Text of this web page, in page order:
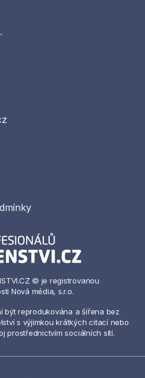
© je registrovanou
Nová média, s.r.o.
být reprodukována a šířena bez
s výjimkou krátkých citací nebo
prostřednictvím sociálních sítí.